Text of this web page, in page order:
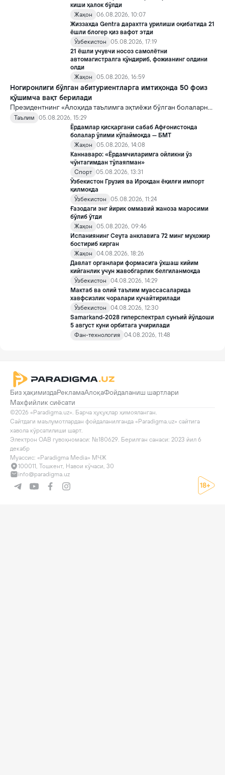
киши ҳалок бўлди
Жаҳон
06.08.2026, 10:07
Жиззахда Gentra дарахтга урилиши оқибатида 21
ёшли блогер қиз вафот этди
Ўзбекистон
05.08.2026, 17:19
21 ёшли учувчи носоз самолётни
автомагистралга қўндириб, фожианинг олдини
олди
Жаҳон
05.08.2026, 16:59
Ногиронлиги бўлган абитуриентларга имтиҳонда 50 фоиз
қўшимча вақт берилади
Президентнинг «Алоҳида таълимга эҳтиёжи бўлган болаларни
таълим ва ижтимоий хизматлар билан қамраб олиш тизимини
такомиллаштириш бўйича қўшимча чора-тадбирлар
тўғрисида»ги қарори билан инклюзив таълим соҳасида қатор
янги механизмлар жорий этилади.
Таълим
05.08.2026, 15:29
Ёрдамлар қисқаргани сабаб Афғонистонда
болалар ўлими кўпаймоқда — БМТ
Жаҳон
05.08.2026, 14:08
Каннаваро: «Ёрдамчиларимга ойликни ўз
чўнтагимдан тўлаяпман»
Спорт 05.08.2026, 13:31
Ўзбекистон Грузия ва Ироқдан ёқилғи импорт
қилмоқда
Ўзбекистон
05.08.2026, 11:24
Ғазодаги энг йирик оммавий жаноза маросими
бўлиб ўтди
Жаҳон
05.08.2026, 09:46
Испаниянинг Сеута анклавига 72 минг муҳожир
бостириб кирган
Жаҳон
04.08.2026, 18:26
Давлат органлари формасига ўхшаш кийим
кийганлик учун жавобгарлик белгиланмоқда
Ўзбекистон
04.08.2026, 14:29
Мактаб ва олий таълим муассасаларида
хавфсизлик чоралари кучайтирилади
Ўзбекистон
04.08.2026, 12:30
Samarkand-2028 гиперспектрал сунъий йўлдоши
5 август куни орбитага учирилади
Фан-технология 04.08.2026, 11:48
Биз ҳақимиздаРекламаАлоқаФойдаланиш шартлари
Махфийлик сиёсати
©2026 «Paradigma.uz». Барча ҳуқуқлар ҳимояланган.
Сайтдаги маълумотлардан фойдаланилганда «Paradigma.uz» сайтига
хавола кўрсатилиши шарт.
Электрон ОАВ гувоҳномаси: №180629. Берилган санаси: 2023 йил 6
декабр
Муассис: «Paradigma Media» МЧЖ
100011, Тошкент, Навои кўчаси, 30
info@paradigma.uz